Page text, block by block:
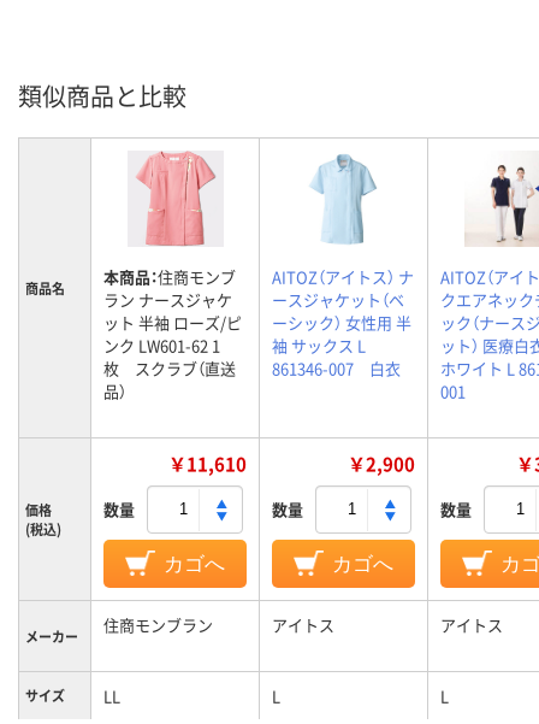
類似商品と比較
商品名 本商品：住商モンブ
ラン ナースジャケ
ット 半袖 ローズ/ピ
ンク LW601-62 1
枚 スクラブ（直送
品）
AITOZ（アイトス） ナ
ースジャケット（ベ
ーシック） 女性用 半
袖 サックス L
861346-007 白衣
AITOZ（アイ
クエアネッ
ック（ナース
ット） 医療白
ホワイト L
001
価格
(税込)
￥11,610
数量
カゴへ
￥2,900
数量
カゴへ
数量
カ
メーカー 住商モンブラン アイトス アイトス
サイズ LL L L